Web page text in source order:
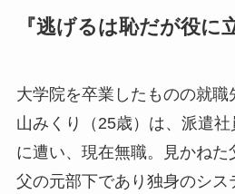
『逃げるは恥だが役に
大学院を卒業したものの就職
山みくり（25歳）は、派遣
に遭い、現在無職。見かねた
父の元部下であり独身のシス